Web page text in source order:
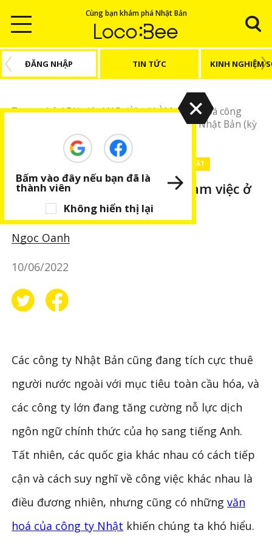
Cùng bạn khám phá Nhật Bản
ĐĂNG NHẬP TIN TỨC KINH NGHIỆM
Trang chủ/Bài viết/NGƯỜI ĐI LÀM/ Văn hoá công
Sự khác biệt trong văn hoá làm việc ở Nhật Bản (kỳ
Văn hoá công sở BÀI VIẾT NỔI BẬT
Sự khác biệt trong văn hoá làm việc ở
Nhật Bản (kỳ 4)
Ngọc Oanh
10/06/2022
Các công ty Nhật Bản cũng đang tích cực thuê
người nước ngoài với mục tiêu toàn cầu hóa, và
các công ty lớn đang tăng cường nỗ lực dịch
ngôn ngữ chính thức của họ sang tiếng Anh.
Tất nhiên, các quốc gia khác nhau có cách tiếp
cận và cách suy nghĩ về công việc khác nhau là
điều đương nhiên, nhưng cũng có nhữngvăn
hoá của công ty Nhật khiến chúng ta khó hiểu.
Không hiển thị lại
Bấm vào đây nếu bạn đã là
thành viên